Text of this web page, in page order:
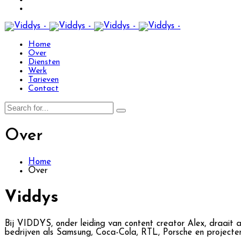
Home
Over
Diensten
Werk
Tarieven
Contact
Over
Home
Over
Viddys
Bij VIDDYS, onder leiding van content creator Alex, draait
bedrijven als Samsung, Coca-Cola, RTL, Porsche en